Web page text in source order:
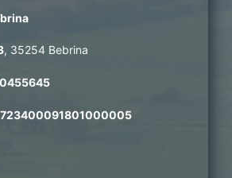
, 35254 Bebrina